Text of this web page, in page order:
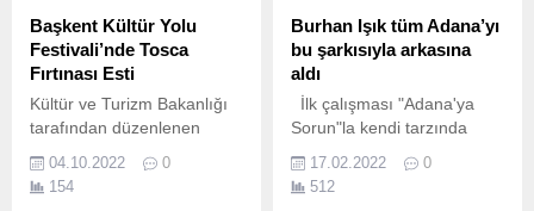
Başkent Kültür Yolu
Festivali’nde Tosca
Fırtınası Esti
Kültür ve Turizm Bakanlığı
tarafından düzenlenen
Başkent Kültür Yolu Festivali
kapsamında dün (3 Ekim
2022, Pazartesi) akşam
04.10.2022
0
154
Burhan Işık tüm Adana’yı
bu şarkısıyla arkasına
aldı
İlk çalışması "Adana'ya
Sorun"la kendi tarzında
dikkatleri üzerine çekmeyi
başaran Burhan Işık başta
memleketi Adana olmak
17.02.2022
0
512